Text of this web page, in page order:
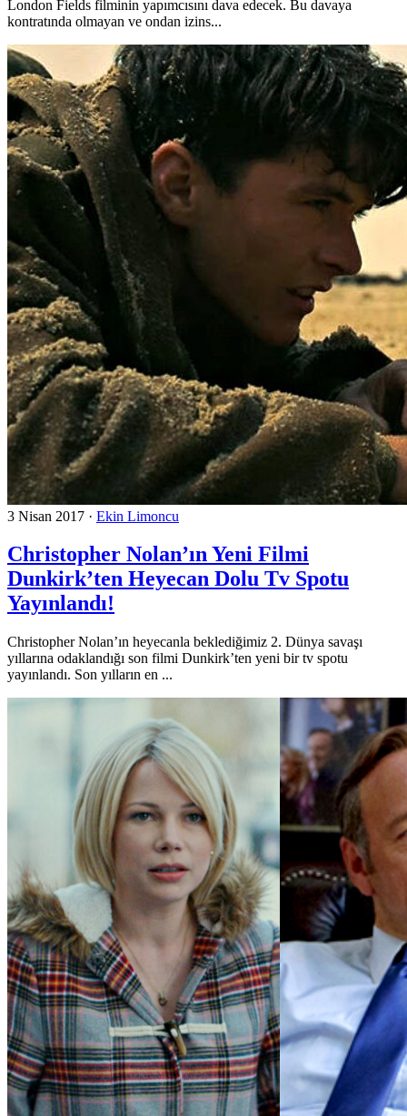
London Fields filminin yapımcısını dava edecek. Bu davaya
kontratında olmayan ve ondan izins...
3 Nisan 2017 · Ekin Limoncu
Christopher Nolan’ın Yeni Filmi
Dunkirk’ten Heyecan Dolu Tv Spotu
Yayınlandı!
Christopher Nolan’ın heyecanla beklediğimiz 2. Dünya savaşı
yıllarına odaklandığı son filmi Dunkirk’ten yeni bir tv spotu
yayınlandı. Son yılların en ...